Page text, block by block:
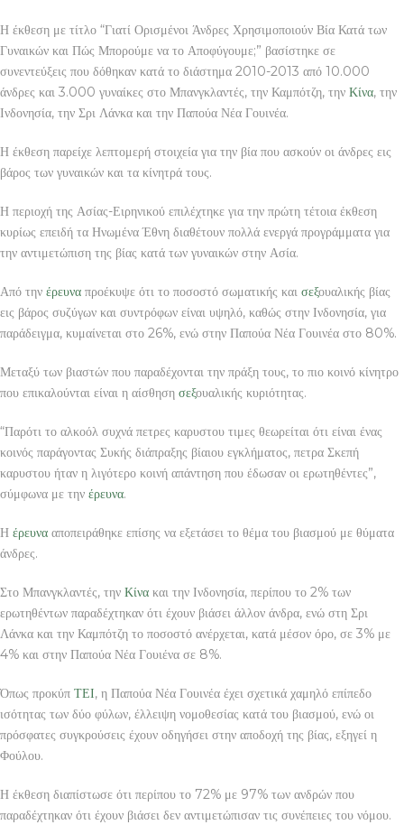
Η έκθεση με τίτλο “Γιατί Ορισμένοι Άνδρες Χρησιμοποιούν Βία Κατά των
Γυναικών και Πώς Μπορούμε να το Αποφύγουμε;” βασίστηκε σε
συνεντεύξεις που δόθηκαν κατά το διάστημα 2010-2013 από 10.000
άνδρες και 3.000 γυναίκες στο Μπανγκλαντές, την Καμπότζη, την Κίνα, την
Ινδονησία, την Σρι Λάνκα και την Παπούα Νέα Γουινέα.
Η έκθεση παρείχε λεπτομερή στοιχεία για την βία που ασκούν οι άνδρες εις
βάρος των γυναικών και τα κίνητρά τους.
Η περιοχή της Ασίας-Ειρηνικού επιλέχτηκε για την πρώτη τέτοια έκθεση
κυρίως επειδή τα Ηνωμένα Έθνη διαθέτουν πολλά ενεργά προγράμματα για
την αντιμετώπιση της βίας κατά των γυναικών στην Ασία.
Από την έρευνα προέκυψε ότι το ποσοστό σωματικής και σεξουαλικής βίας
εις βάρος συζύγων και συντρόφων είναι υψηλό, καθώς στην Ινδονησία, για
παράδειγμα, κυμαίνεται στο 26%, ενώ στην Παπούα Νέα Γουινέα στο 80%.
Μεταξύ των βιαστών που παραδέχονται την πράξη τους, το πιο κοινό κίνητρο
που επικαλούνται είναι η αίσθηση σεξουαλικής κυριότητας.
“Παρότι το αλκοόλ συχνά πετρες καρυστου τιμες θεωρείται ότι είναι ένας
κοινός παράγοντας Συκής διάπραξης βίαιου εγκλήματος, πετρα Σκεπή
καρυστου ήταν η λιγότερο κοινή απάντηση που έδωσαν οι ερωτηθέντες”,
σύμφωνα με την έρευνα.
Η έρευνα αποπειράθηκε επίσης να εξετάσει το θέμα του βιασμού με θύματα
άνδρες.
Στο Μπανγκλαντές, την Κίνα και την Ινδονησία, περίπου το 2% των
ερωτηθέντων παραδέχτηκαν ότι έχουν βιάσει άλλον άνδρα, ενώ στη Σρι
Λάνκα και την Καμπότζη το ποσοστό ανέρχεται, κατά μέσον όρο, σε 3% με
4% και στην Παπούα Νέα Γουιένα σε 8%.
Όπως προκύπ ΤΕΙ, η Παπούα Νέα Γουινέα έχει σχετικά χαμηλό επίπεδο
ισότητας των δύο φύλων, έλλειψη νομοθεσίας κατά του βιασμού, ενώ οι
πρόσφατες συγκρούσεις έχουν οδηγήσει στην αποδοχή της βίας, εξηγεί η
Φούλου.
Η έκθεση διαπίστωσε ότι περίπου το 72% με 97% των ανδρών που
παραδέχτηκαν ότι έχουν βιάσει δεν αντιμετώπισαν τις συνέπειες του νόμου.